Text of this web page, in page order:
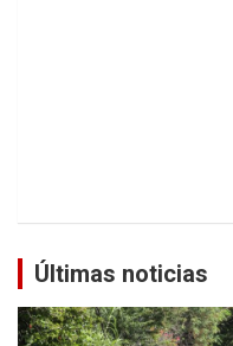
Últimas noticias